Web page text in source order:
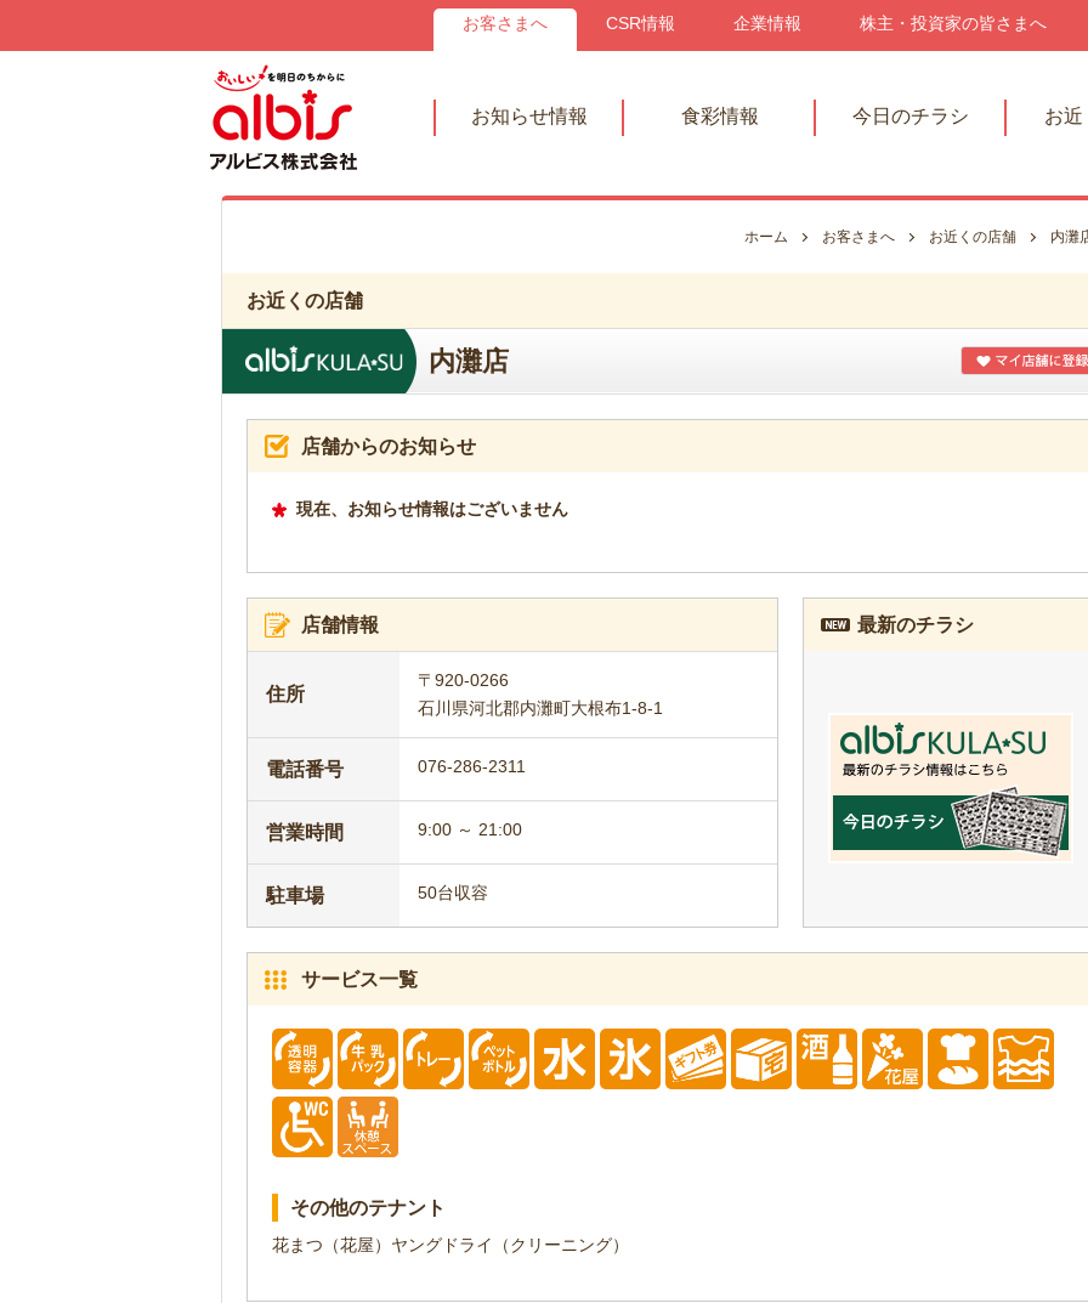
お客さまへ CSR情報 企業情報 株主・投資家の皆さまへ
お知らせ情報 食彩情報 今日のチラシ お近
ホーム お客さまへ お近くの店舗 内灘
お近くの店舗
内灘店
店舗からのお知らせ
現在、お知らせ情報はございません
店舗情報
住所
〒920-0266
石川県河北郡内灘町大根布1-8-1
電話番号 076-286-2311
営業時間 9:00 ～ 21:00
駐車場 50台収容
最新のチラシ
サービス一覧
その他のテナント
花まつ（花屋）ヤングドライ（クリーニング）